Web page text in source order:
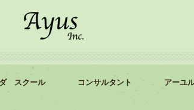
スクール コンサルタント アーユ